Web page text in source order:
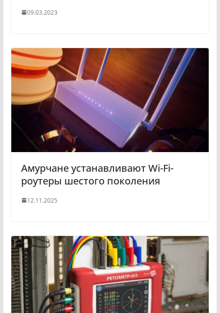
09.03.2023
Амурчане устанавливают Wi-Fi-
роутеры шестого поколения
12.11.2025